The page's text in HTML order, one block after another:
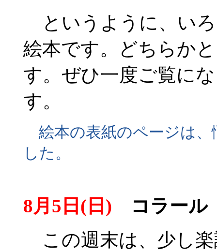
というように、い
絵本です。どちらか
す。ぜひ一度ご覧に
す。
絵本の表紙のページは、
した。
8月5日(日) コラール
この週末は、少し